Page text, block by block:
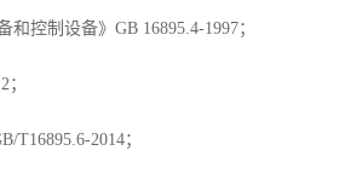
控制设备》GB 16895.4-1997；
2014；